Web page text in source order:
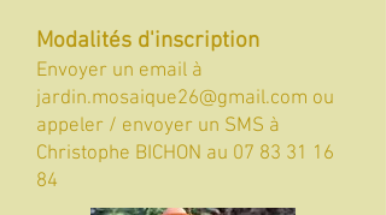
Modalités d'inscription
Envoyer un email à
jardin.mosaique26@gmail.com ou
appeler / envoyer un SMS à
Christophe BICHON au 07 83 31 16
84